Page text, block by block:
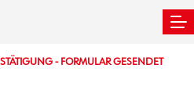
- FORMULAR GESENDET